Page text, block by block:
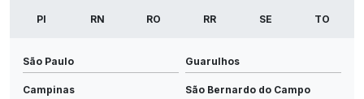
PI RN RO RR SE TO
São Paulo Guarulhos
Campinas São Bernardo do Campo